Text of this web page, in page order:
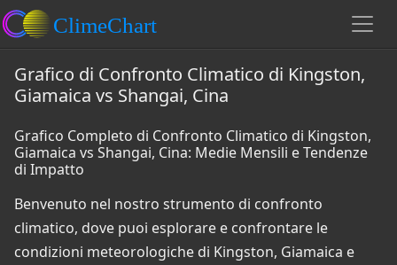
Grafico di Confronto Climatico di Kingston,
Giamaica vs Shangai, Cina
Grafico Completo di Confronto Climatico di Kingston,
Giamaica vs Shangai, Cina: Medie Mensili e Tendenze
di Impatto
Benvenuto nel nostro strumento di confronto
climatico, dove puoi esplorare e confrontare le
condizioni meteorologiche di Kingston, Giamaica e